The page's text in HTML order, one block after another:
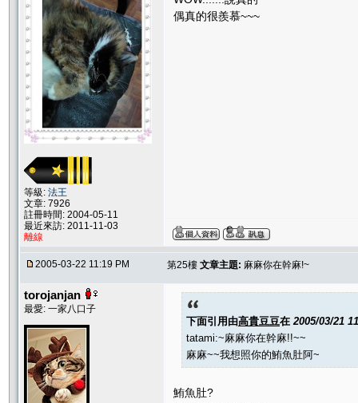
等級: 法王
文章: 7926
註冊時間: 2004-05-11
最近來訪: 2011-11-03
離線
偶真的很羨慕~~~
2005-03-22 11:19 PM 第25樓 文章主題: 麻麻你在幹麻!~
torojanjan
最愛: 一家八口子
下面引用由高貴豆豆在 2005/03/21
tatami:~麻麻你在幹麻!!~~
麻麻~~我想照你的鮪魚肚阿~
鮪魚肚?